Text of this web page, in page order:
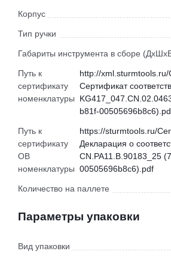
Корпус
Тип ручки
Габариты инструмента в сборе
Путь к
сертификату
номенклатуры
http://
Сертификат
b81f-
Путь к
сертификату
ОВ
номенклатуры
https://sturmtools.ru/
Декларация о
CN.РА11.В.90183_25
00505696b8c6).pdf
Количество на паллете
Параметры упаковки
Вид упаковки